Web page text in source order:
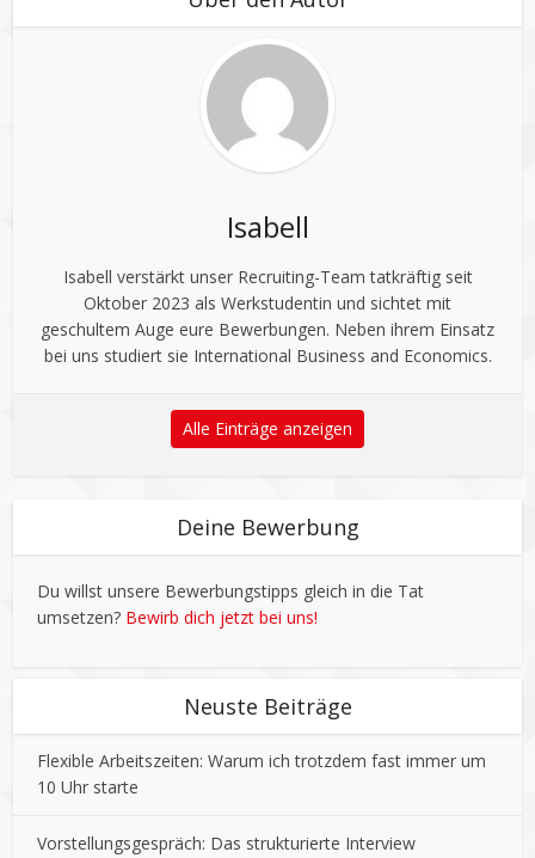
Isabell
Isabell verstärkt unser Recruiting-Team tatkräftig seit
Oktober 2023 als Werkstudentin und sichtet mit
geschultem Auge eure Bewerbungen. Neben ihrem Einsatz
bei uns studiert sie International Business and Economics.
Alle Einträge anzeigen
Deine Bewerbung
Du willst unsere Bewerbungstipps gleich in die Tat
umsetzen? Bewirb dich jetzt bei uns!
Neuste Beiträge
Flexible Arbeitszeiten: Warum ich trotzdem fast immer um
10 Uhr starte
Vorstellungsgespräch: Das strukturierte Interview